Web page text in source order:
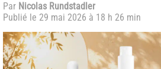
Par Nicolas Rundstadler
Publié le 29 mai 2026 à 18 h 26 min